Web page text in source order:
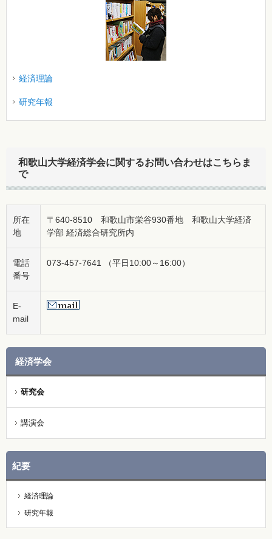
経済理論
研究年報
和歌山大学経済学会に関するお問い合わせはこちらま
で
所在
地
〒640-8510 和歌山市栄谷930番地 和歌山大学経済
学部 経済総合研究所内
電話
番号
073-457-7641 （平日10:00～16:00）
E-
mail
経済学会
研究会
講演会
紀要
経済理論
研究年報